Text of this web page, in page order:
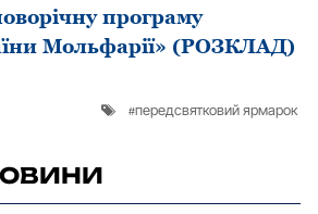
програму
Мольфарії» (РОЗКЛАД)
передсвятковий ярмарок